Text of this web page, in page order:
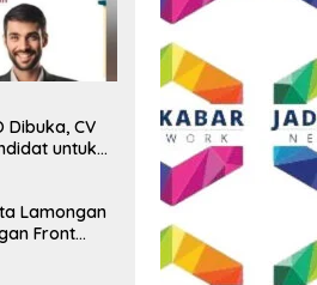
Wali Kota Malang Paparkan
Model Pembangunan
Berkelanjutan di Forum
Nasional Bangun Bangsa
Dibuka, CV
untuk
Lamongan
Front